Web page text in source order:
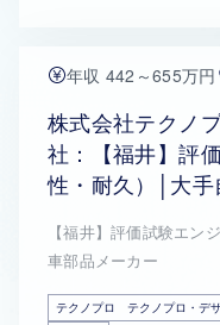
年収 442～655万円
株式会社テクノ
社：【福井】評
性・耐久）│大
【福井】評価試験エン
車部品メーカー
テクノプロ テクノプロ・デ